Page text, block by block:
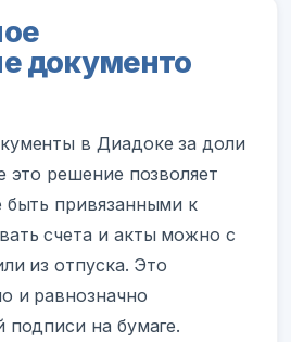
документо
в Диадоке за доли
это решение позволяет
быть привязанными к
счета и акты можно с
из отпуска. Это
и равнозначно
подписи на бумаге.